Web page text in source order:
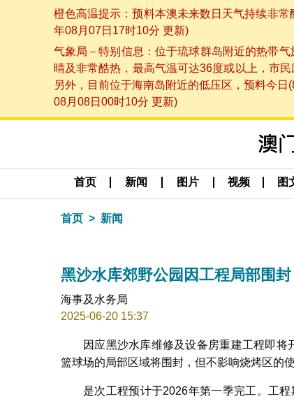
橙色高温提示：预料本澳未来数日天气持续非
年08月07日17时10分 更新)
气象局－特别信息：位于琉球群岛附近的热带
晴及非常酷热，最高气温可达36度或以上，市
另外，目前位于海南岛附近的低压区，预料今
08月08日00时10分 更新)
首页 新闻 图片 视频 图
首页 新闻
黑沙水库郊野公园因工程局部围封
海事及水务局
2025-06-20 15:37
因应黑沙水库维修及设备房重建工程即
篮球场的局部区域将围封，但不影响烧烤区的使
是次工程预计于2026年第一季完工。工